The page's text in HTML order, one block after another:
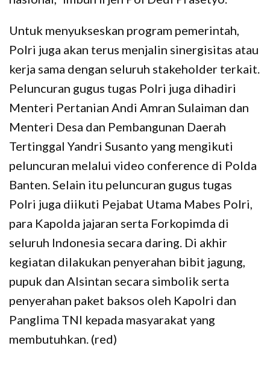
Untuk menyukseskan program pemerintah,
Polri juga akan terus menjalin sinergisitas atau
kerja sama dengan seluruh stakeholder terkait.
Peluncuran gugus tugas Polri juga dihadiri
Menteri Pertanian Andi Amran Sulaiman dan
Menteri Desa dan Pembangunan Daerah
Tertinggal Yandri Susanto yang mengikuti
peluncuran melalui video conference di Polda
Banten. Selain itu peluncuran gugus tugas
Polri juga diikuti Pejabat Utama Mabes Polri,
para Kapolda jajaran serta Forkopimda di
seluruh Indonesia secara daring. Di akhir
kegiatan dilakukan penyerahan bibit jagung,
pupuk dan Alsintan secara simbolik serta
penyerahan paket baksos oleh Kapolri dan
Panglima TNI kepada masyarakat yang
membutuhkan. (red)